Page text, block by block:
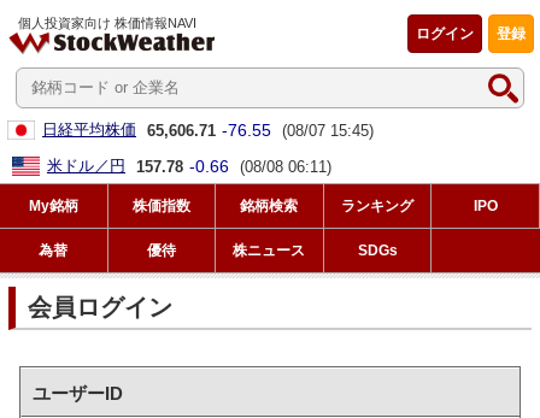
個人投資家向け 株価情報NAVI
登録
ログイン
日経平均株価 65,606.71 -76.55 (08/07 15:45)
米ドル／円
157.78 -0.66 (08/08 06:11)
My銘柄 株価指数 銘柄検索 ランキング IPO
為替 優待 株ニュース SDGs
会員ログイン
ユーザーID